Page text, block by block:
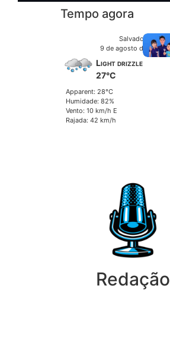
Tempo agora
Salvador
9 de agosto de 2026
Light drizzle
27°C
Apparent: 28°C
Humidade: 82%
Vento: 10 km/h E
Rajada: 42 km/h
Redação